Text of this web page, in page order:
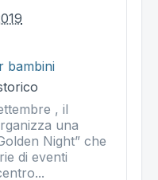
bambini
, il
una
Night” che
di eventi